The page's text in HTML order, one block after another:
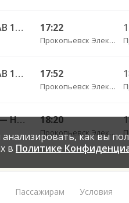
Киселевск АС — Новокузнецк АВ 178т 17:22
Прокопьевск Электропром
Киселевск АС — Новокузнецк АВ 178т 17:52
Прокопьевск Электропром
Прокопьевск АК Электропром — Новокузнецк АВ 151о 18:20
Прокопьевск Электропром
как вы
в Политике
Пассажирам Условия